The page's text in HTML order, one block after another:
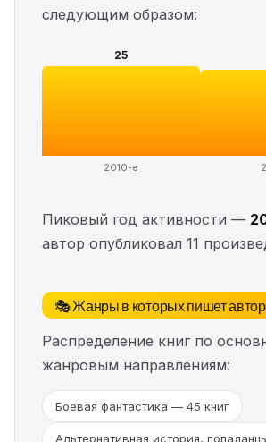
следующим образом:
25
2010-е
Пиковый год активности —
автор опубликовал 11
🎭 Жанры в которых пишет автор
Распределение книг по
жанровым направлениям:
Боевая фантастика — 45 книг
Альтернативная история,